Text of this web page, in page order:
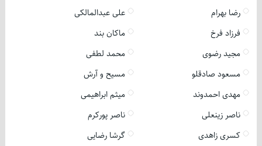
رضا بهرام
علی عبدالمالکی
فرزاد فرخ
ماکان بند
مجید رضوی
محمد لطفی
مسعود صادقلو
مسیح و آرش
مهدی احمدوند
میثم ابراهیمی
ناصر زینعلی
ناصر پورکرم
کسری زاهدی
گرشا رضایی